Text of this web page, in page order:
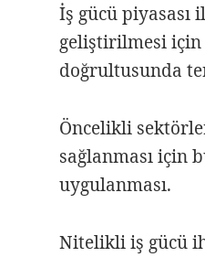
İş gücü piyasası
geliştirilmesi için
doğrultusunda
Öncelikli
sağlanması için
uygulanması.
Nitelikli iş gücü